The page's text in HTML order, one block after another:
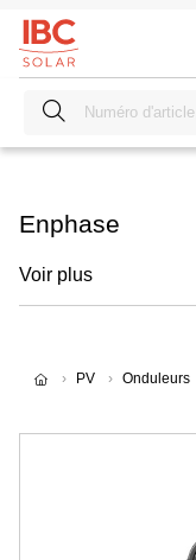
Enphase
Voir plus
PV Onduleurs